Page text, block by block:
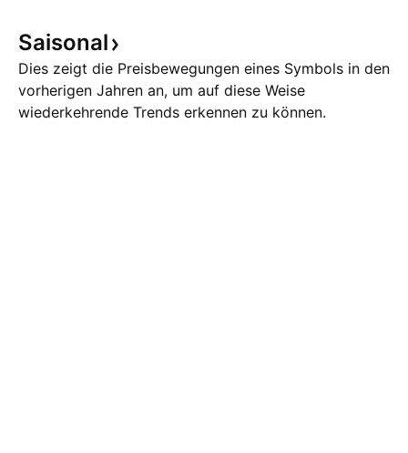
Saisonal
Dies zeigt die Preisbewegungen eines Symbols in den
vorherigen Jahren an, um auf diese Weise
wiederkehrende Trends erkennen zu können.